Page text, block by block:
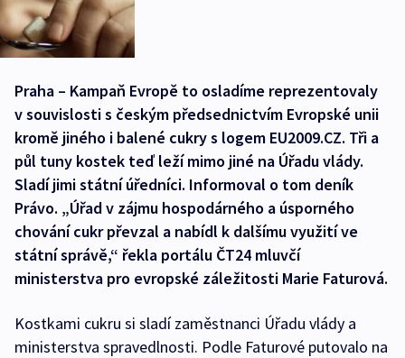
Praha – Kampaň Evropě to osladíme reprezentovaly
v souvislosti s českým předsednictvím Evropské unii
kromě jiného i balené cukry s logem EU2009.CZ. Tři a
půl tuny kostek teď leží mimo jiné na Úřadu vlády.
Sladí jimi státní úředníci. Informoval o tom deník
Právo. „Úřad v zájmu hospodárného a úsporného
chování cukr převzal a nabídl k dalšímu využití ve
státní správě,“ řekla portálu ČT24 mluvčí
ministerstva pro evropské záležitosti Marie Faturová.
Kostkami cukru si sladí zaměstnanci Úřadu vlády a
ministerstva spravedlnosti. Podle Faturové putovalo na